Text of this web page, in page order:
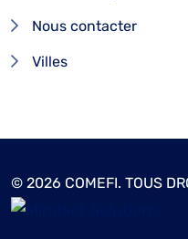
Nous contacter
Villes
© 2026 COMEFI. TOUS